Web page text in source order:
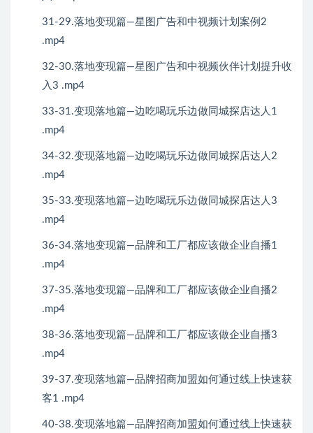
31-29.落地变现篇—星图广告和中视频计划案例2
.mp4
32-30.落地变现篇—星图广告和中视频伙伴计划提升收
入3 .mp4
33-31.变现落地篇—边吃喝玩乐边做同城探店达人1
.mp4
34-32.变现落地篇—边吃喝玩乐边做同城探店达人2
.mp4
35-33.变现落地篇—边吃喝玩乐边做同城探店达人3
.mp4
36-34.落地变现篇—品牌和工厂都应该做企业自播1
.mp4
37-35.落地变现篇—品牌和工厂都应该做企业自播2
.mp4
38-36.落地变现篇—品牌和工厂都应该做企业自播3
.mp4
39-37.变现落地篇—品牌招商加盟如何通过线上快速获
客1 .mp4
40-38.变现落地篇—品牌招商加盟如何通过线上快速获